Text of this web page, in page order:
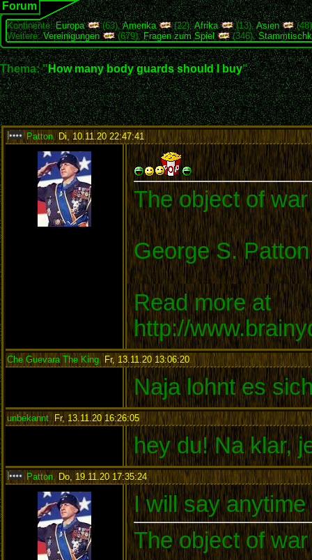
Forum
Kontinente:Europa (63),Amerika (22),Afrika (13),Asien
Weitere:Vereinigungen (679),Fragen zum Spiel (346),
Thema: "How many body guards should I buy"
Patton, Di, 10.11.20 22:47:41 :
The object of
George S. Patton
Read more at
http://
Che Guevara The King, Fr, 13.11.20 13:06:20:
Naja lohnt es
unbekannt, Fr, 13.11.20 16:26:05:
hey du! Na klar,
Patton , Do, 19.11.20 17:35:24:
I will say
The object of